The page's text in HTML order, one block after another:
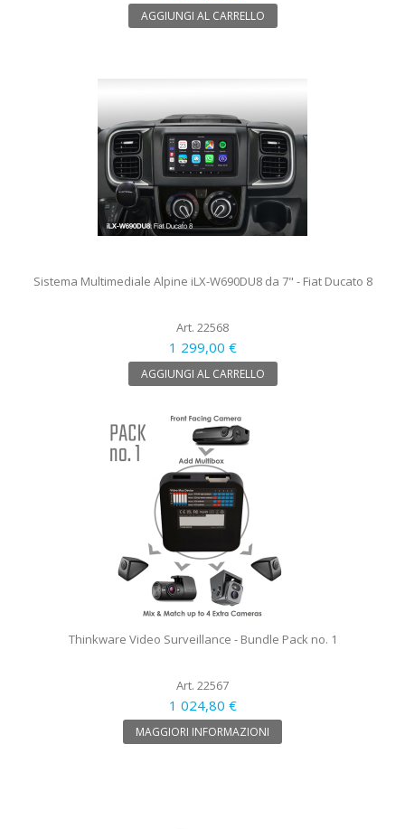
AGGIUNGI AL CARRELLO
Sistema Multimediale Alpine iLX-W690DU8 da 7" - Fiat Ducato 8
Art. 22568
1 299,00 €
AGGIUNGI AL CARRELLO
Thinkware Video Surveillance - Bundle Pack no. 1
Art. 22567
1 024,80 €
MAGGIORI INFORMAZIONI